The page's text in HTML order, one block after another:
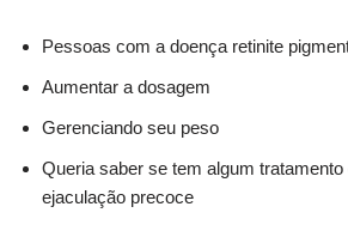
Pessoas com a doença retinite
Aumentar a dosagem
Gerenciando seu peso
Queria saber se tem algum
ejaculação precoce